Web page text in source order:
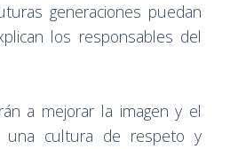
generaciones puedan
los responsables del
a mejorar la imagen y el
una cultura de respeto y